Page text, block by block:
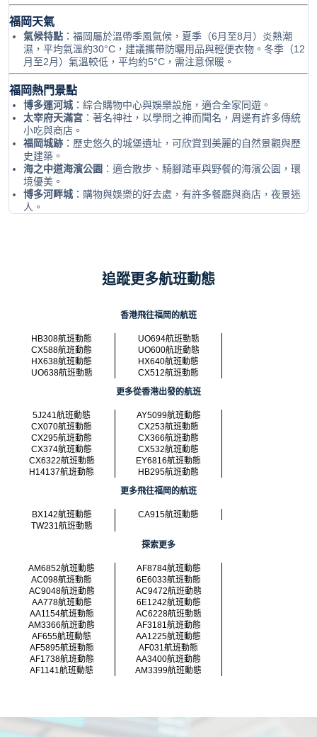
福岡天氣
氣候特點 ：福岡屬於溫帶季風氣候，夏季（6月至8月）炎熱潮
濕，平均氣溫約30°C，建議攜帶防曬用品與輕便衣物。冬季（12
月至2月）氣溫較低，平均約5°C，需注意保暖。
福岡熱門景點
博多運河城 ：綜合購物中心與娛樂設施，適合全家同遊。
太宰府天滿宮 ：著名神社，以學問之神而聞名，周邊有許多傳統
小吃與商店。
福岡城跡 ：歷史悠久的城堡遺址，可欣賞到美麗的自然景觀與歷
史建築。
海之中道海濱公園 ：適合散步、騎腳踏車與野餐的海濱公園，環
境優美。
博多河畔城 ：購物與娛樂的好去處，有許多餐廳與商店，夜景迷
人。
追蹤更多航班動態
香港飛往福岡的航班
HB308航班動態
UO694航班動態
CX588航班動態
UO600航班動態
HX638航班動態
HX640航班動態
UO638航班動態
CX512航班動態
更多從香港出發的航班
5J241航班動態
AY5099航班動態
CX070航班動態
CX253航班動態
CX295航班動態
CX366航班動態
CX374航班動態
CX532航班動態
CX6322航班動態
EY6816航班動態
H14137航班動態
HB295航班動態
更多飛往福岡的航班
BX142航班動態
CA915航班動態
TW231航班動態
探索更多
AM6852航班動態
AF8784航班動態
AC098航班動態
6E6033航班動態
AC9048航班動態
AC9472航班動態
AA778航班動態
6E1242航班動態
AA1154航班動態
AC6228航班動態
AM3366航班動態
AF3181航班動態
AF655航班動態
AA1225航班動態
AF5895航班動態
AF031航班動態
AF1738航班動態
AA3400航班動態
AF1141航班動態
AM3399航班動態